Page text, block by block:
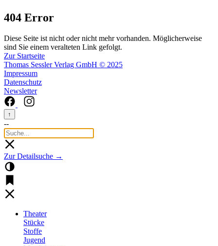
404 Error
Diese Seite ist nicht oder nicht mehr vorhanden. Möglicherweise
sind Sie einem veralteten Link gefolgt.
Zur Startseite
Thomas Sessler Verlag GmbH © 2025
Impressum
Datenschutz
Newsletter
↑
--
Zur Detailsuche →
Theater
Stücke
Stoffe
Jugend